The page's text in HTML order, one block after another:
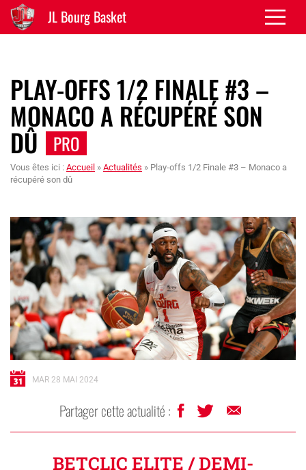
JL Bourg Basket
PLAY-OFFS 1/2 FINALE #3 –
MONACO A RÉCUPÉRÉ SON
DÛ PRO
Vous êtes ici : Accueil » Actualités » Play-offs 1/2 Finale #3 – Monaco a
récupéré son dû
MAR 28 MAI 2024
Partager cette actualité :
BETCLIC ELITE / DEMI-